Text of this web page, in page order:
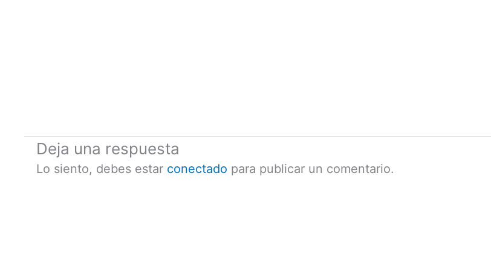
Deja una respuesta
Lo siento, debes estar conectado para publicar un comentario.